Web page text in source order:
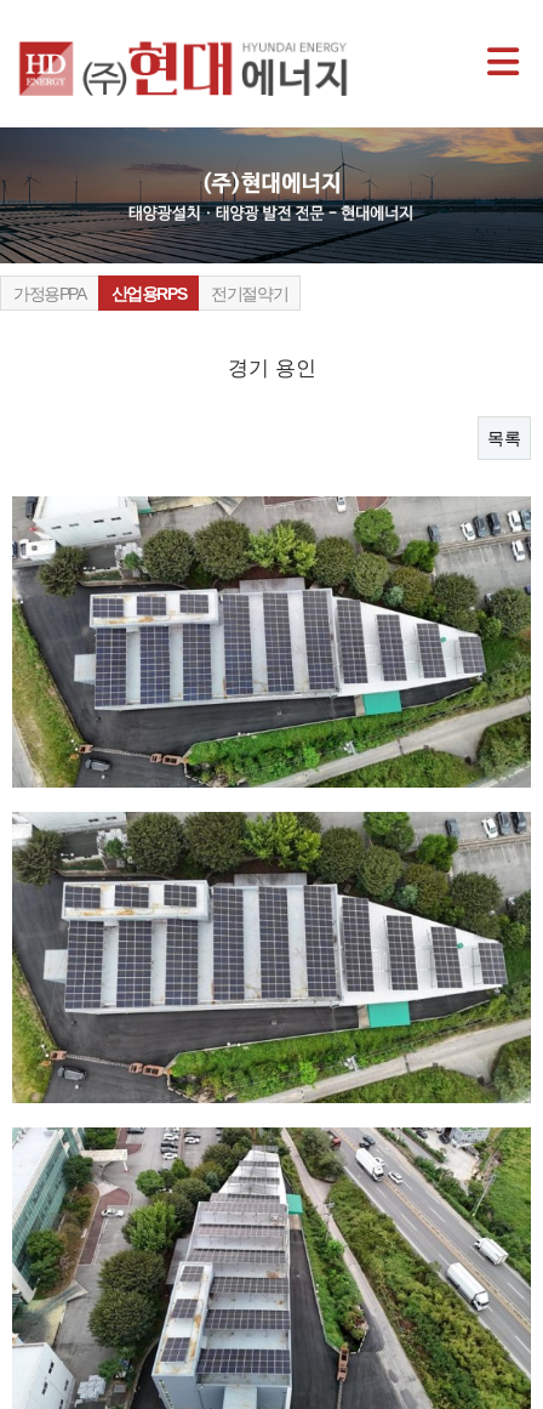
가정용PPA 산업용RPS 전기절약기
경기 용인
목록